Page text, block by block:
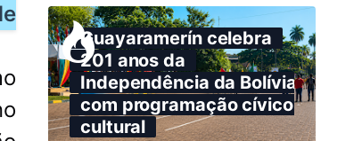
Guayaramerín celebra
201 anos da
Independência da Bolívia
com programação cívico-
cultural